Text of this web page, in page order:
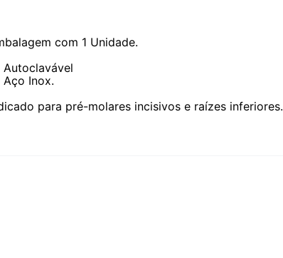
com 1 Unidade.
Autoclavável
Aço Inox.
para pré-molares incisivos e raízes inferiores.